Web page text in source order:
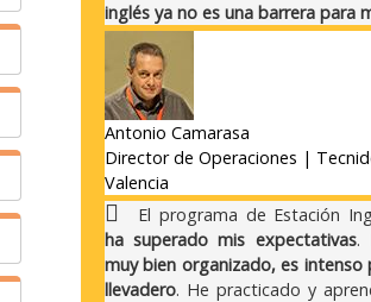
inglés ya no es una barrera para
Antonio Camarasa
Director de Operaciones |
Valencia
El programa de Estación
ha superado mis expectativas.
muy bien organizado, es intenso
llevadero. He practicado y